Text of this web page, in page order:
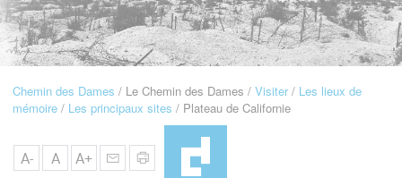
Navigation
Fil
Chemin des Dames Le Chemin des Dames Visiter
Les lieux de
mémoire
Les principaux sites Plateau de Californie
A- A A+